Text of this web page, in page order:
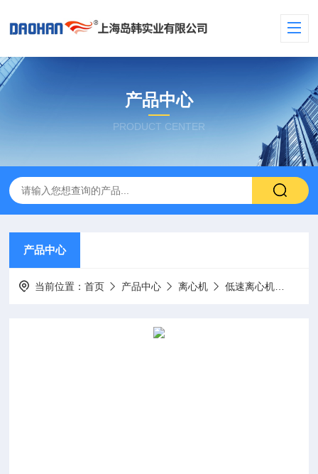
产品中心
PRODUCT CENTER
产品中心
当前位置：首页 产品中心 离心机 低速离心机